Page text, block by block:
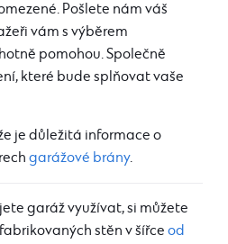
Pošlete nám váš
vám s výběrem
pomohou. Společně
které bude splňovat vaše
je důležitá informace o
garážové brány.
garáž využívat, si můžete
stěn v šířce od